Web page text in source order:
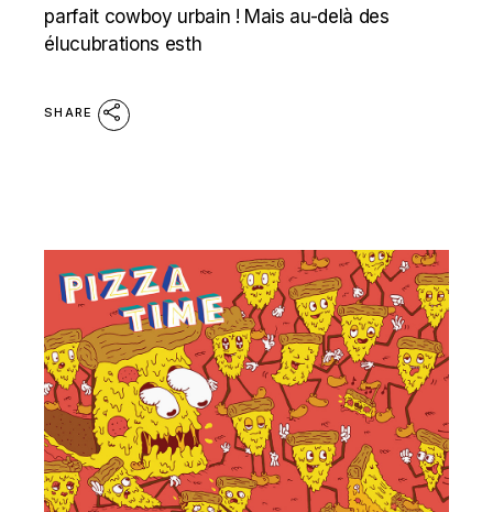
parfait cowboy urbain ! Mais au-delà des
élucubrations esth
SHARE